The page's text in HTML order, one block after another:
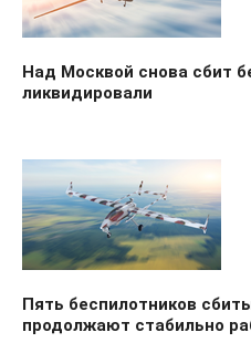
Над Москвой снова сбит
ликвидировали
Пять беспилотников
продолжают стабильно